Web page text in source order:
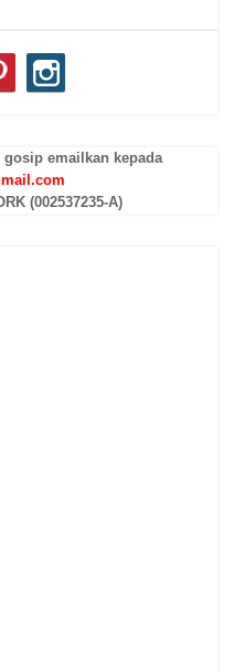
emailkan kepada
(002537235-A)